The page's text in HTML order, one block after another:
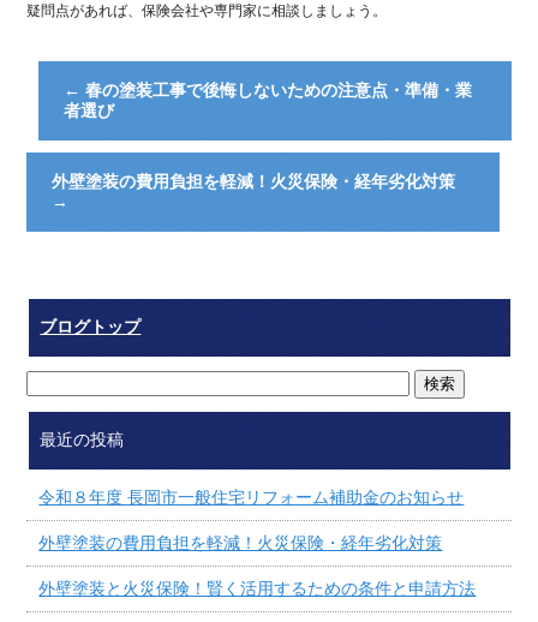
疑問点があれば、保険会社や専門家に相談しましょう。
← 春の塗装工事で後悔しないための注意点・準備・業
者選び
外壁塗装の費用負担を軽減！火災保険・経年劣化対策
→
ブログトップ
最近の投稿
令和８年度 長岡市一般住宅リフォーム補助金のお知らせ
外壁塗装の費用負担を軽減！火災保険・経年劣化対策
外壁塗装と火災保険！賢く活用するための条件と申請方法